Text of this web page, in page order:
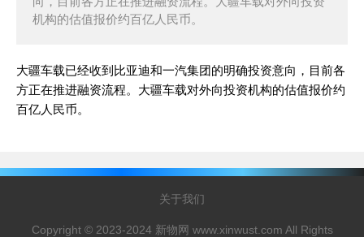
机构的估值报价约百亿人民币。
大疆车载已经收到比亚迪和一汽集团的明确投资意向，目前各
方正在推进融资流程。大疆车载对外向投资机构的估值报价约
百亿人民币。
关于我们
Copyright © 2023-2024 新物网 www.xinwust.com All Rights